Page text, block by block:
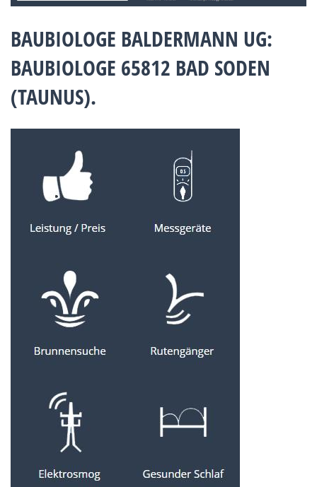
BAUBIOLOGE BALDERMANN UG:
BAUBIOLOGE 65812 BAD SODEN
(TAUNUS).